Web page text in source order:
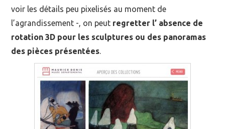
voir les détails peu pixelisés au moment de
l’agrandissement -, on peut regretter l’ absence de
rotation 3D pour les sculptures ou des panoramas
des pièces présentées.